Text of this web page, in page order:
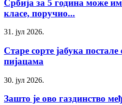
Србија за 5 година може
класе, поручио...
31. јул 2026.
Старе сорте јабука постале
пијацама
30. јул 2026.
Зашто је ово газдинство